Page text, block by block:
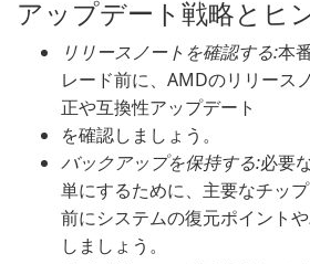
アップデート戦略とヒ
リリースノートを確認する:本
レード前に、AMDのリリース
正や互換性アップデート
を確認しましょう。
バックアップを保持する:必要
単にするために、主要なチッ
前にシステムの復元ポイント
しましょう。